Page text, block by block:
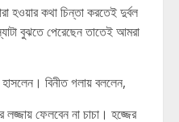
হওয়ার কথা চিন্তা করতেই দুর্বল
বুঝতে পেরেছেন তাতেই আমরা
বিনীত গলায় বললেন,
ফেলবেন না চাচা। হজ্জের